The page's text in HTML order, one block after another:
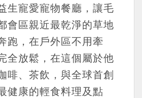
生寵愛寵物餐廳，讓毛
會區親近最乾淨的草地
跑，在戶外區不用牽
全放鬆，在這個屬於他
啡、茶飲，與全球首創
健康的輕食料理及點